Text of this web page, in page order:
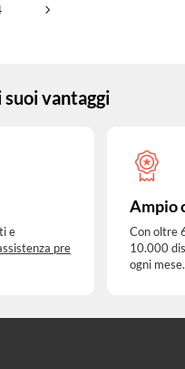
suoi vantaggi
e
pre
Ampio
Con oltre
10.000
ogni mese.